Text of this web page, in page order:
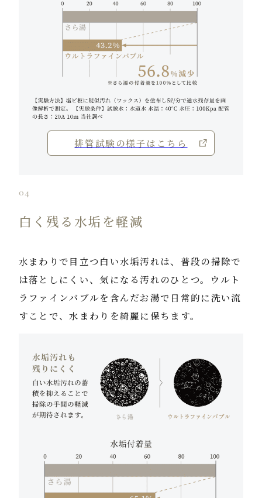
排管試験の様子はこちら
04
白く残る水垢を軽減
水まわりで目立つ白い水垢汚れは、普段の掃除で
は落としにくい、気になる汚れのひとつ。ウルト
ラファインバブルを含んだお湯で日常的に洗い流
すことで、水まわりを綺麗に保ちます。